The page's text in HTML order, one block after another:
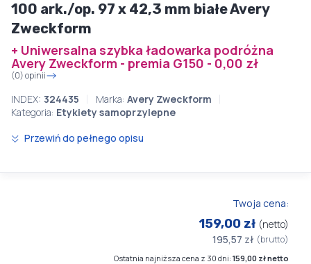
100 ark./op. 97 x 42,3 mm białe Avery
Zweckform
+ Uniwersalna szybka ładowarka podróżna
Avery Zweckform - premia G150 - 0,00 zł
(0) opinii
INDEX: 324435 Marka: Avery Zweckform
Kategoria: Etykiety samoprzylepne
Przewiń do pełnego opisu
Twoja cena:
159,00 zł (netto)
195,57 zł (brutto)
Ostatnia najniższa cena z 30 dni:159,00 zł netto